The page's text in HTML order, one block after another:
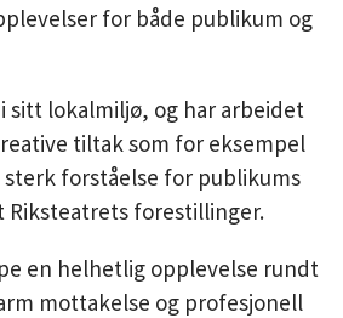
for både publikum og
sitt lokalmiljø, og har arbeidet
tiltak som for eksempel
forståelse for publikums
forestillinger.
en helhetlig opplevelse rundt
mottakelse og profesjonell